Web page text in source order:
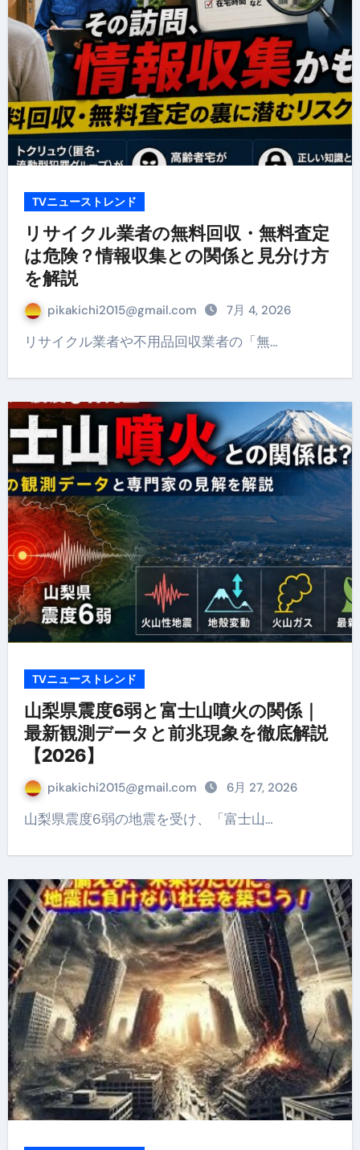
TVニューストレンド
リサイクル業者の無料回収・無料査定
は危険？情報収集との関係と見分け方
を解説
pikakichi2015@gmail.com 7月 4, 2026
リサイクル業者や不用品回収業者の「無…
TVニューストレンド
山梨県震度6弱と富士山噴火の関係｜
最新観測データと前兆現象を徹底解説
【2026】
pikakichi2015@gmail.com 6月 27, 2026
山梨県震度6弱の地震を受け、「富士山…